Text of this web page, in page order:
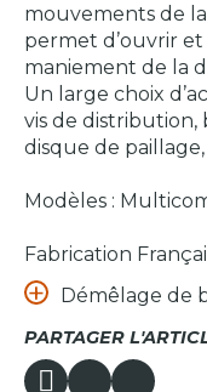
Démêlage de
PARTAGER
mouvements de
permet d’ouvrir
maniement de la
Un large choix
vis de
disque de
Modèles :
Fabrication